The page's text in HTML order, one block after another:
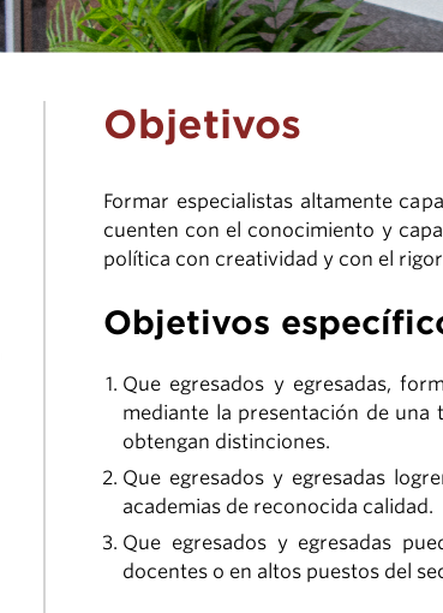
Objetivos
Formar especialistas altamente
cuenten con el conocimiento y
política con creatividad y con el
Objetivos
Que egresados y egresadas,
mediante la presentación de
obtengan distinciones.
Que egresados y egresadas
academias de reconocida calidad.
Que egresados y egresadas
docentes o en altos puestos del